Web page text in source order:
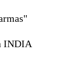
INDIA